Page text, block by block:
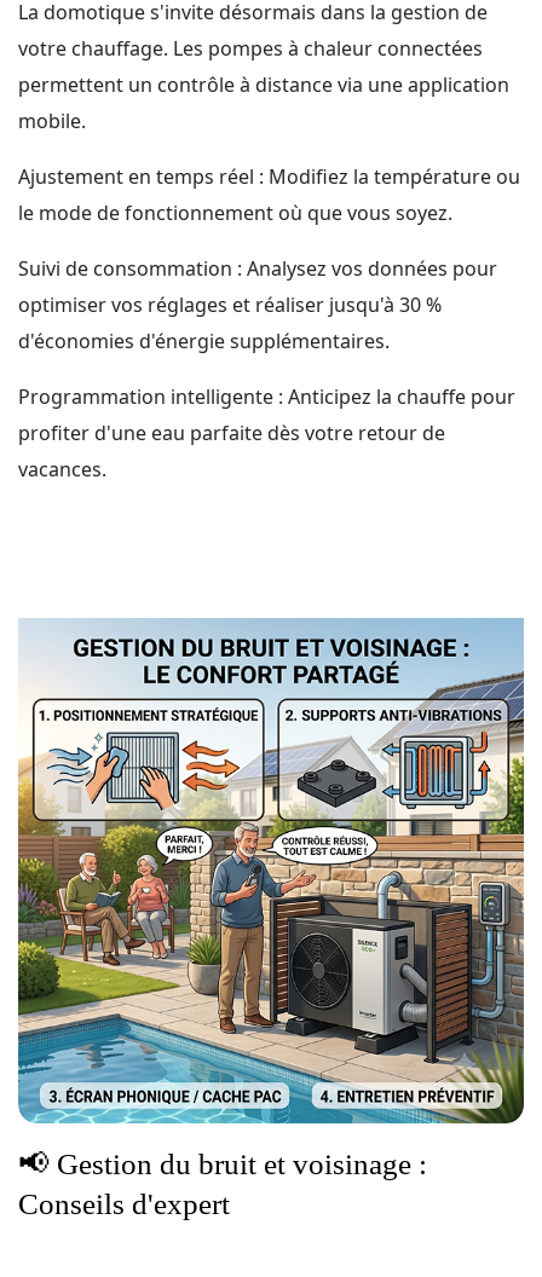
La domotique s'invite désormais dans la gestion de
votre chauffage. Les pompes à chaleur connectées
permettent un contrôle à distance via une application
mobile.
Ajustement en temps réel : Modifiez la température ou
le mode de fonctionnement où que vous soyez.
Suivi de consommation : Analysez vos données pour
optimiser vos réglages et réaliser jusqu'à 30 %
d'économies d'énergie supplémentaires.
Programmation intelligente : Anticipez la chauffe pour
profiter d'une eau parfaite dès votre retour de
vacances.
📢 Gestion du bruit et voisinage :
Conseils d'expert